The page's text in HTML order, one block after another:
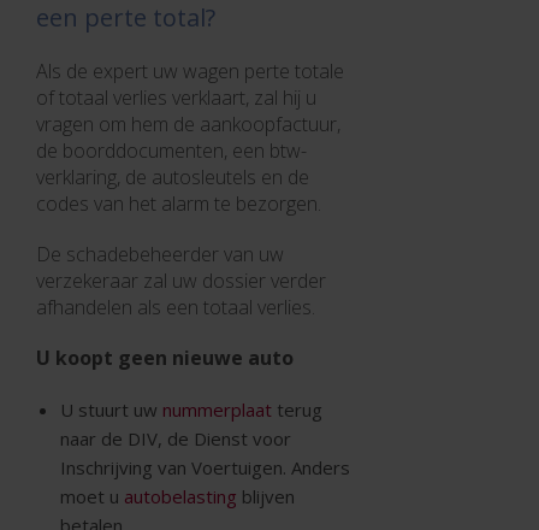
een perte total?
Als de expert uw wagen perte totale
of totaal verlies verklaart, zal hij u
vragen om hem de aankoopfactuur,
de boorddocumenten, een btw-
verklaring, de autosleutels en de
codes van het alarm te bezorgen.
De schadebeheerder van uw
verzekeraar zal uw dossier verder
afhandelen als een totaal verlies.
U koopt geen nieuwe auto
U stuurt uw nummerplaat terug
naar de DIV, de Dienst voor
Inschrijving van Voertuigen. Anders
moet u autobelasting blijven